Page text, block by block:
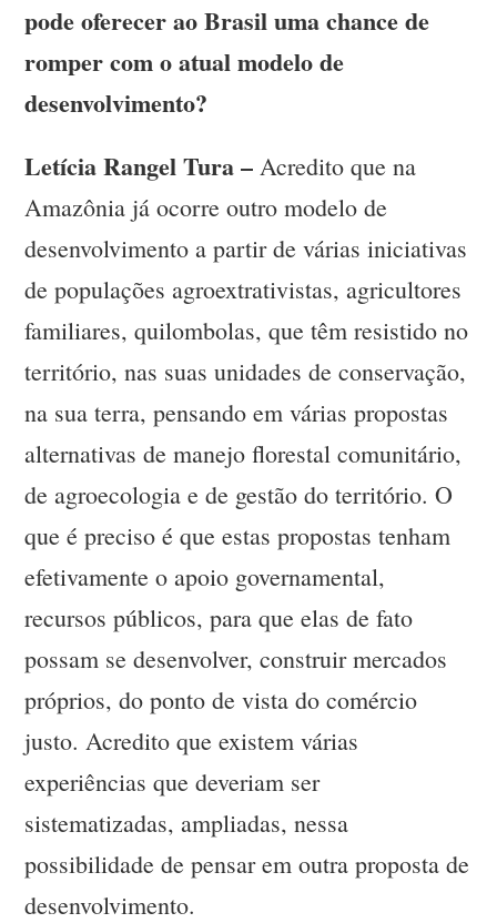
pode oferecer ao Brasil uma chance de
romper com o atual modelo de
desenvolvimento?
Letícia Rangel Tura –Acredito que na
Amazônia já ocorre outro modelo de
desenvolvimento a partir de várias iniciativas
de populações agroextrativistas, agricultores
familiares, quilombolas, que têm resistido no
território, nas suas unidades de conservação,
na sua terra, pensando em várias propostas
alternativas de manejo florestal comunitário,
de agroecologia e de gestão do território. O
que é preciso é que estas propostas tenham
efetivamente o apoio governamental,
recursos públicos, para que elas de fato
possam se desenvolver, construir mercados
próprios, do ponto de vista do comércio
justo. Acredito que existem várias
experiências que deveriam ser
sistematizadas, ampliadas, nessa
possibilidade de pensar em outra proposta de
desenvolvimento.